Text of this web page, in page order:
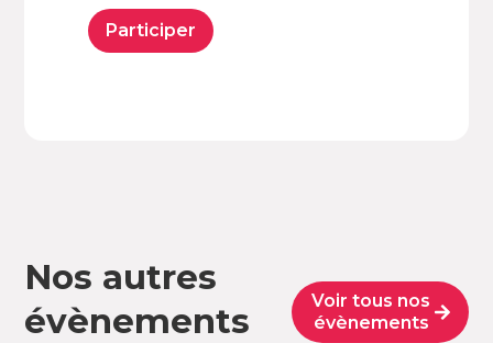
Participer
Nos autres
évènements
Voir tous nos
évènements